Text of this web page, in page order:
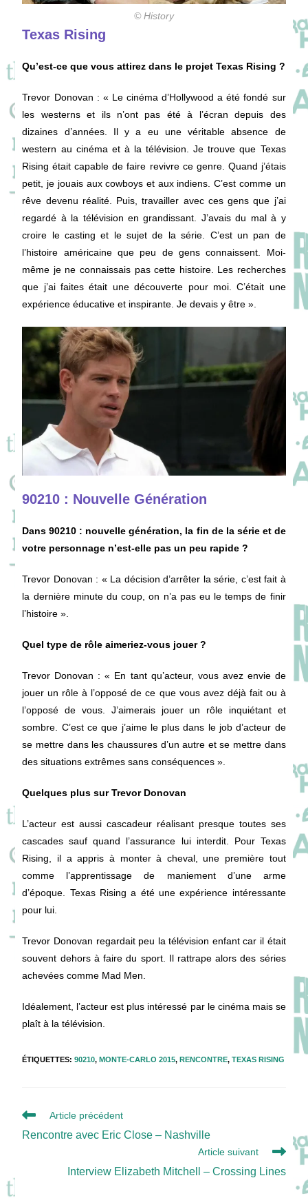
© History
Texas Rising
Qu’est-ce que vous attirez dans le projet Texas Rising ?
Trevor Donovan : « Le cinéma d’Hollywood a été fondé sur
les westerns et ils n’ont pas été à l’écran depuis des
dizaines d’années. Il y a eu une véritable absence de
western au cinéma et à la télévision. Je trouve que Texas
Rising était capable de faire revivre ce genre. Quand j’étais
petit, je jouais aux cowboys et aux indiens. C’est comme un
rêve devenu réalité. Puis, travailler avec ces gens que j’ai
regardé à la télévision en grandissant. J’avais du mal à y
croire le casting et le sujet de la série. C’est un pan de
l’histoire américaine que peu de gens connaissent. Moi-
même je ne connaissais pas cette histoire. Les recherches
que j’ai faites était une découverte pour moi. C’était une
expérience éducative et inspirante. Je devais y être ».
90210 : Nouvelle Génération
Dans 90210 : nouvelle génération, la fin de la série et de
votre personnage n’est-elle pas un peu rapide ?
Trevor Donovan : « La décision d’arrêter la série, c’est fait à
la dernière minute du coup, on n’a pas eu le temps de finir
l’histoire ».
Quel type de rôle aimeriez-vous jouer ?
Trevor Donovan : « En tant qu’acteur, vous avez envie de
jouer un rôle à l’opposé de ce que vous avez déjà fait ou à
l’opposé de vous. J’aimerais jouer un rôle inquiétant et
sombre. C’est ce que j’aime le plus dans le job d’acteur de
se mettre dans les chaussures d’un autre et se mettre dans
des situations extrêmes sans conséquences ».
Quelques plus sur Trevor Donovan
L’acteur est aussi cascadeur réalisant presque toutes ses
cascades sauf quand l’assurance lui interdit. Pour Texas
Rising, il a appris à monter à cheval, une première tout
comme l’apprentissage de maniement d’une arme
d’époque. Texas Rising a été une expérience intéressante
pour lui.
Trevor Donovan regardait peu la télévision enfant car il était
souvent dehors à faire du sport. Il rattrape alors des séries
achevées comme Mad Men.
Idéalement, l’acteur est plus intéressé par le cinéma mais se
plaît à la télévision.
ÉTIQUETTES:90210, MONTE-CARLO 2015, RENCONTRE, TEXAS RISING
Read
articles
Article précédent
Rencontre avec Eric Close – Nashville
Article suivant
Interview Elizabeth Mitchell – Crossing Lines